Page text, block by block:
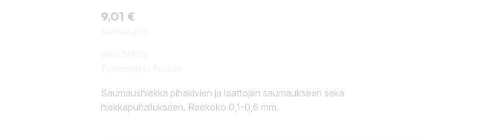
9,01 €
Saumaushiekka pihakivien ja laattojen saumaukseen sekä
hiekkapuhallukseen. Raekoko 0,1-0,6 mm.